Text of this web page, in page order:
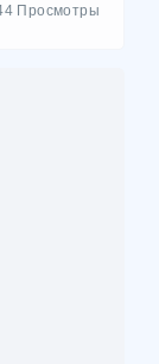
Просмотры